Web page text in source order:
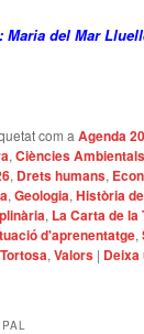
Maria del Mar
com a Agenda
,Ciències Ambientals
, Drets humans,
,Geologia,Història
, La Carta de la
d'aprenentatge,
,Valors |